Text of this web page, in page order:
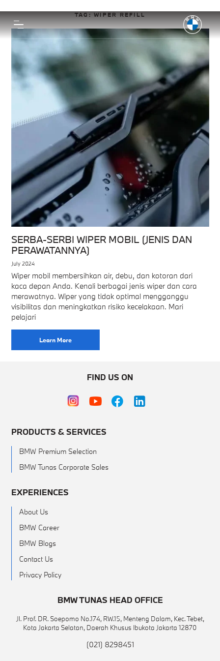
TAG:WIPER REFILL
SERBA-SERBI WIPER MOBIL (JENIS DAN
PERAWATANNYA)
July 2024
Wiper mobil membersihkan air, debu, dan kotoran dari
kaca depan Anda. Kenali berbagai jenis wiper dan cara
merawatnya. Wiper yang tidak optimal mengganggu
visibilitas dan meningkatkan risiko kecelakaan. Mari
pelajari
Learn More
FIND US ON
PRODUCTS & SERVICES
BMW Premium Selection
BMW Tunas Corporate Sales
EXPERIENCES
About Us
BMW Career
BMW Blogs
Contact Us
Privacy Policy
BMW TUNAS HEAD OFFICE
Jl. Prof. DR. Soepomo No.174, RW.15, Menteng Dalam, Kec. Tebet,
Kota Jakarta Selatan, Daerah Khusus Ibukota Jakarta 12870
(021) 8298451